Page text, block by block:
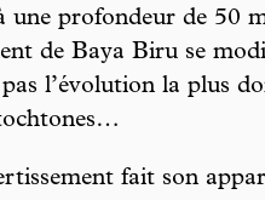
une profondeur de 50
de Baya Biru se
l’évolution la plus
fait son